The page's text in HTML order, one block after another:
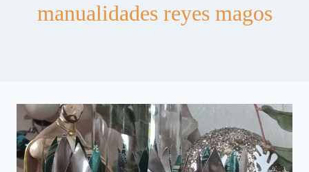
manualidades reyes magos